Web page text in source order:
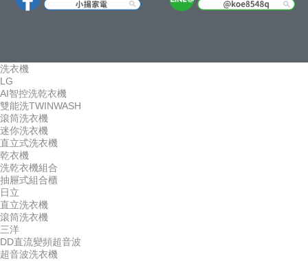
洗衣機
LG
AI智控洗乾衣機
雙能洗TWINWASH
滾筒洗衣機
迷你洗衣機
直立式洗衣機
乾衣機
洗乾衣機組合
抽屜式組合櫃
日立
直立洗衣機
滾筒洗衣機
三洋
DD直流變頻超音波
超音波洗衣機